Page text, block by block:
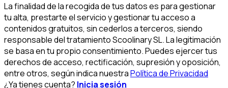
La finalidad de la recogida de tus datos es para gestionar
tu alta, prestarte el servicio y gestionar tu acceso a
contenidos gratuitos, sin cederlos a terceros, siendo
responsable del tratamiento Scoolinary SL. La legitimación
se basa en tu propio consentimiento. Puedes ejercer tus
derechos de acceso, rectificación, supresión y oposición,
entre otros, según indica nuestraPolítica de Privacidad
¿Ya tienes cuenta? Inicia sesión